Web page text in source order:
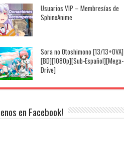
Usuarios VIP – Membresías de
SphinxAnime
Sora no Otoshimono [13/13+OVA]
[BD][1080p][Sub-Español][Mega-
Drive]
en Facebook!